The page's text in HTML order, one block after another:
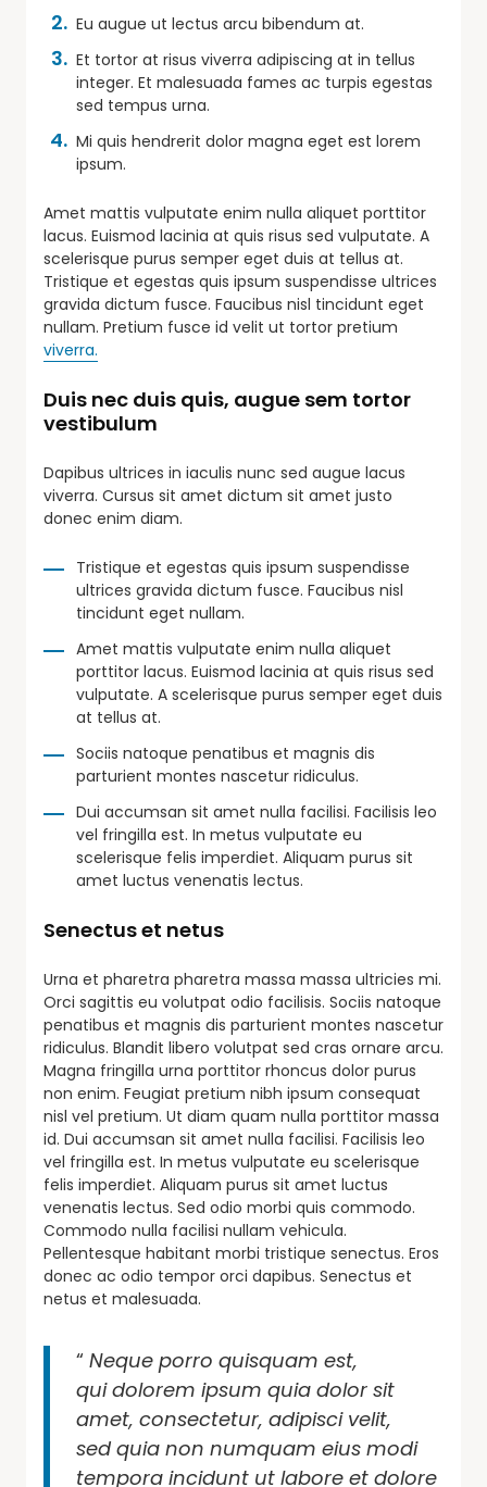
Eu augue ut lectus arcu bibendum at.
Et tortor at risus viverra adipiscing at in tellus
integer. Et malesuada fames ac turpis egestas
sed tempus urna.
Mi quis hendrerit dolor magna eget est lorem
ipsum.
Amet mattis vulputate enim nulla aliquet porttitor
lacus. Euismod lacinia at quis risus sed vulputate. A
scelerisque purus semper eget duis at tellus at.
Tristique et egestas quis ipsum suspendisse ultrices
gravida dictum fusce. Faucibus nisl tincidunt eget
nullam. Pretium fusce id velit ut tortor pretium
viverra.
Duis nec duis quis, augue sem tortor
vestibulum
Dapibus ultrices in iaculis nunc sed augue lacus
viverra. Cursus sit amet dictum sit amet justo
donec enim diam.
Tristique et egestas quis ipsum suspendisse
ultrices gravida dictum fusce. Faucibus nisl
tincidunt eget nullam.
Amet mattis vulputate enim nulla aliquet
porttitor lacus. Euismod lacinia at quis risus sed
vulputate. A scelerisque purus semper eget duis
at tellus at.
Sociis natoque penatibus et magnis dis
parturient montes nascetur ridiculus.
Dui accumsan sit amet nulla facilisi. Facilisis leo
vel fringilla est. In metus vulputate eu
scelerisque felis imperdiet. Aliquam purus sit
amet luctus venenatis lectus.
Senectus et netus
Urna et pharetra pharetra massa massa ultricies mi.
Orci sagittis eu volutpat odio facilisis. Sociis natoque
penatibus et magnis dis parturient montes nascetur
ridiculus. Blandit libero volutpat sed cras ornare arcu.
Magna fringilla urna porttitor rhoncus dolor purus
non enim. Feugiat pretium nibh ipsum consequat
nisl vel pretium. Ut diam quam nulla porttitor massa
id. Dui accumsan sit amet nulla facilisi. Facilisis leo
vel fringilla est. In metus vulputate eu scelerisque
felis imperdiet. Aliquam purus sit amet luctus
venenatis lectus. Sed odio morbi quis commodo.
Commodo nulla facilisi nullam vehicula.
Pellentesque habitant morbi tristique senectus. Eros
donec ac odio tempor orci dapibus. Senectus et
netus et malesuada.
“ Neque porro quisquam est,
qui dolorem ipsum quia dolor sit
amet, consectetur, adipisci velit,
sed quia non numquam eius modi
tempora incidunt ut labore et dolore